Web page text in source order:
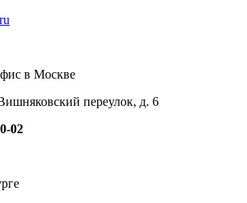
в Москве
переулок, д. 6
02